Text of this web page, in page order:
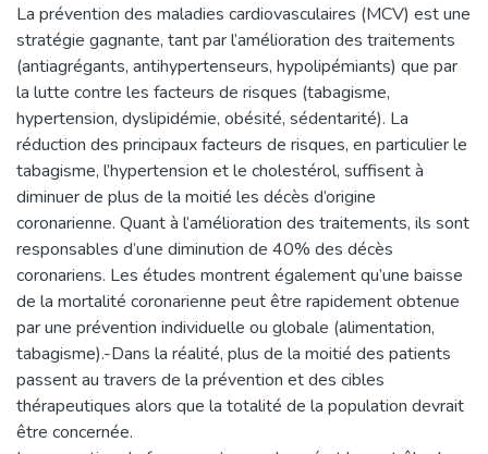
La prévention des maladies cardiovasculaires (MCV) est une
stratégie gagnante, tant par l’amélioration des traitements
(antiagrégants, antihypertenseurs, hypolipémiants) que par
la lutte contre les facteurs de risques (tabagisme,
hypertension, dyslipidémie, obésité, sédentarité). La
réduction des principaux facteurs de risques, en particulier le
tabagisme, l’hypertension et le cholestérol, suffisent à
diminuer de plus de la moitié les décès d’origine
coronarienne. Quant à l’amélioration des traitements, ils sont
responsables d’une diminution de 40% des décès
coronariens. Les études montrent également qu’une baisse
de la mortalité coronarienne peut être rapidement obtenue
par une prévention individuelle ou globale (alimentation,
tabagisme).-Dans la réalité, plus de la moitié des patients
passent au travers de la prévention et des cibles
thérapeutiques alors que la totalité de la population devrait
être concernée.